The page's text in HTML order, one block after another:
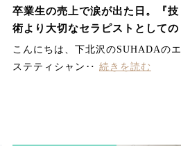
卒業生の売上で涙が出た日。『技
術より大切なセラピストとしての
本質』
こんにちは、下北沢のSUHADAのエ
ステティシャン‥ 続きを読む